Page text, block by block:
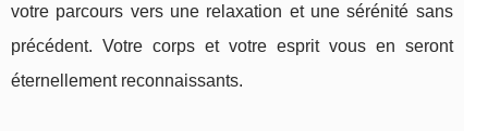
votre parcours vers une relaxation et une sérénité sans
précédent. Votre corps et votre esprit vous en seront
éternellement reconnaissants.